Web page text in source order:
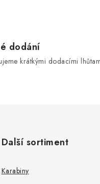
dodání
krátkými dodacími
Další sortiment
Karabiny